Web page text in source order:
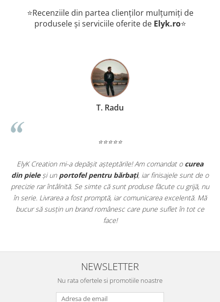
⭐Recenziile din partea clienților mulțumiți de
produsele și serviciile oferite de Elyk.ro⭐
T. Radu
⭐⭐⭐⭐⭐
ElyK Creation mi-a depășit așteptările! Am comandat o curea
din pieleși un portofel pentru bărbați, iar finisajele sunt de o
precizie rar întâlnită. Se simte că sunt produse făcute cu grijă, nu
în serie. Livrarea a fost promptă, iar comunicarea excelentă. Mă
bucur să susțin un brand românesc care pune suflet în tot ce
face!
NEWSLETTER
Nu rata ofertele si promotiile noastre